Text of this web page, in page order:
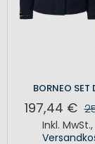
BORNEO SET
197,44 €
Inkl. MwSt.,